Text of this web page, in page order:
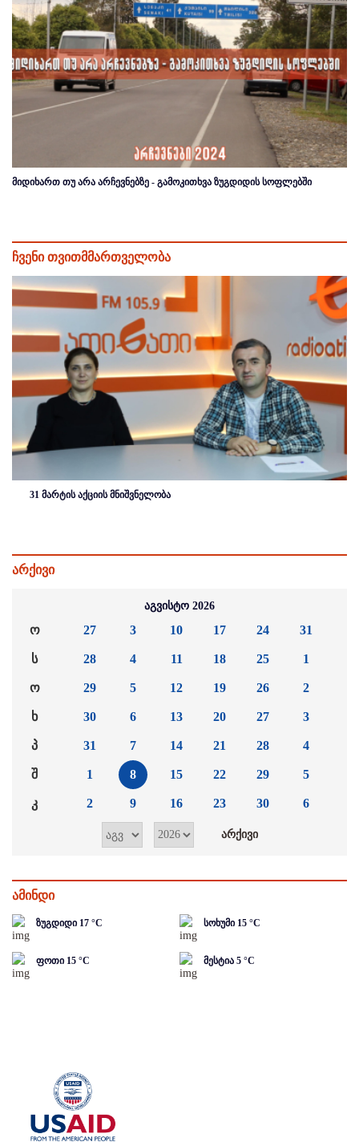
მიდიხართ თუ არა არჩევნებზე - გამოკითხვა ზუგდიდის სოფლებში
ჩვენი თვითმმართველობა
31 მარტის აქციის მნიშვნელობა
არქივი
აგვისტო 2026
ო
ს
ო
ხ
პ
შ
კ
27
28
29
30
31
1
2
3
4
5
6
7
8
9
10
11
12
13
14
15
16
17
18
19
20
21
22
23
24
25
26
27
28
29
30
31
1
2
3
4
5
6
ამინდი
ზუგდიდი 17 °C სოხუმი 15 °C
ფოთი 15 °C მესტია 5 °C